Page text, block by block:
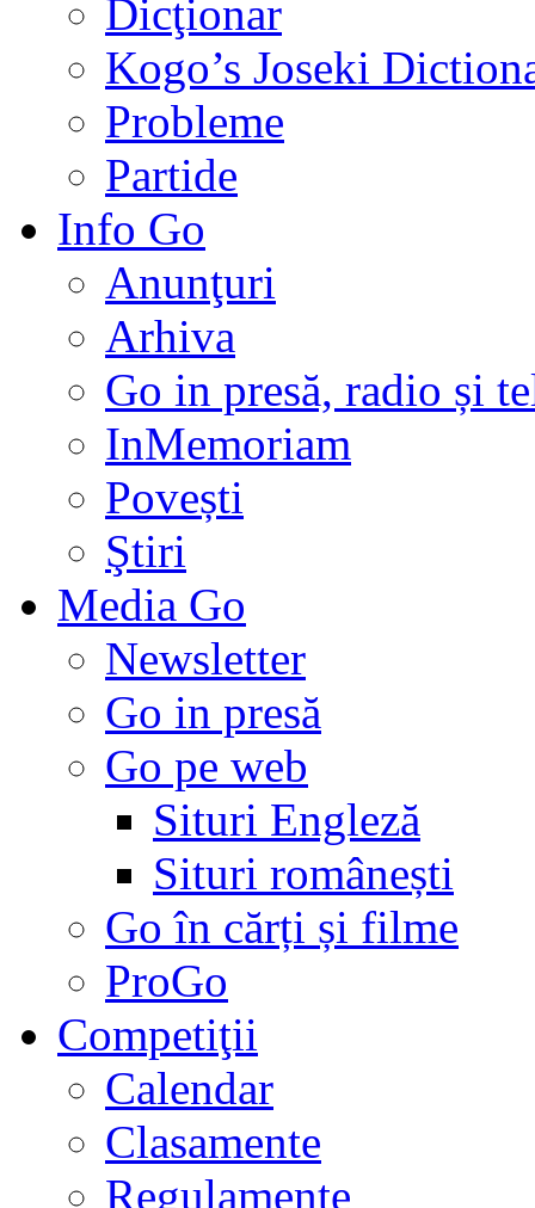
Dicţionar
Kogo’s Joseki
Probleme
Partide
Info Go
Anunţuri
Arhiva
Go in presă, radio și
InMemoriam
Povești
Ştiri
Media Go
Newsletter
Go in presă
Go pe web
Situri Engleză
Situri românești
Go în cărți și filme
ProGo
Competiţii
Calendar
Clasamente
Regulamente